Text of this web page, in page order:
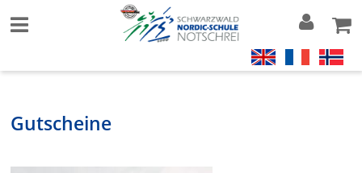
Gutscheine